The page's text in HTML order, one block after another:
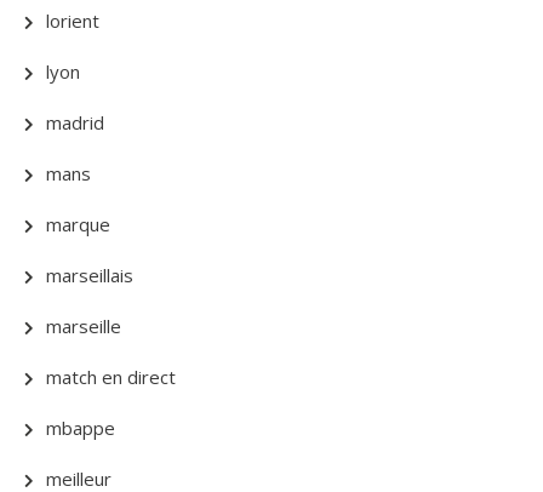
lorient
lyon
madrid
mans
marque
marseillais
marseille
match en direct
mbappe
meilleur